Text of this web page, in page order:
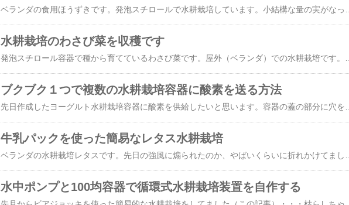
水耕栽培のわさび菜を収穫です
ブクブク１つで複数の水耕栽培容器に酸素を送る方法
牛乳パックを使った簡易なレタス水耕栽培
水中ポンプと100均容器で循環式水耕栽培装置を自作する